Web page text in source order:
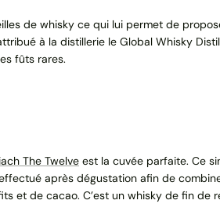
de whisky ce qui lui permet de
à la distillerie le Global Whisky
fûts rares.
The Twelve est la cuvée parfaite. Ce
après dégustation afin de
et de cacao. C’est un whisky de fin